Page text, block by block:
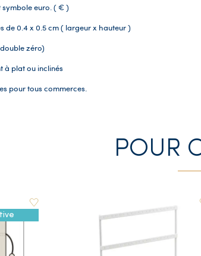
symbole euro. ( € )
de 0.4 x 0.5 cm( largeur x hauteur )
double zéro)
à plat ou inclinés
pour tous commerces.
POUR